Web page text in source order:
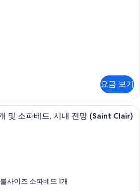
요금 보기
고급 침구, 템퍼페딕 침대, 객실 내 금고
및 소파베드, 시내 전망 (Saint Clair)
사이즈 소파베드 1개